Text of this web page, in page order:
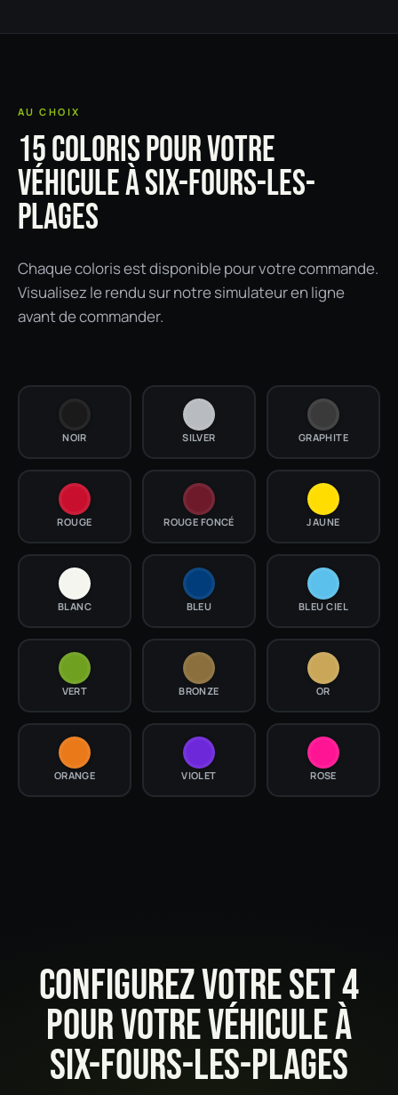
AU CHOIX
15 COLORIS POUR VOTRE
VÉHICULE À SIX-FOURS-LES-
PLAGES
Chaque coloris est disponible pour votre commande.
Visualisez le rendu sur notre simulateur en ligne
avant de commander.
NOIR SILVER GRAPHITE
ROUGE ROUGE FONCÉ JAUNE
BLANC BLEU BLEU CIEL
VERT BRONZE OR
ORANGE VIOLET ROSE
CONFIGUREZ VOTRE SET 4
POUR VOTRE VÉHICULE À
SIX-FOURS-LES-PLAGES